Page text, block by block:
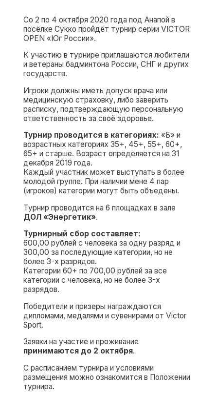
Со 2 по 4 октября 2020 года под Анапой в
посёлке Сукко пройдёт турнир серии VICTOR
OPEN «Юг России».
К участию в турнире приглашаются любители
и ветераны бадминтона России, СНГ и других
государств.
Игроки должны иметь допуск врача или
медицинскую страховку, либо заверить
расписку, подтверждающую персональную
ответственность за своё здоровье.
Турнир проводится в категориях: «Б» и
возрастных категориях 35+, 45+, 55+, 60+,
65+ и старше. Возраст определяется на 31
декабря 2019 года.
Каждый участник может выступать в более
молодой группе. При наличии мене 4 пар
(игроков) категории могут быть объедены.
Турнир проводится на 6 площадках в зале
ДОЛ «Энергетик».
Турнирный сбор составляет:
600,00 рублей с человека за однy разряд и
300,00 за последующие категории, но не
более 3-х разрядов.
Категории 60+ по 700,00 рублей за все
категории с человека, но не более 3-х
разрядов.
Победители и призеры награждаются
дипломами, медалями и сувенирами от Victor
Sport.
Заявки на участие и проживание
принимаются до 2 октября.
С расписанием турнира и условиями
размещения можно ознакомится в Положении
турнира.